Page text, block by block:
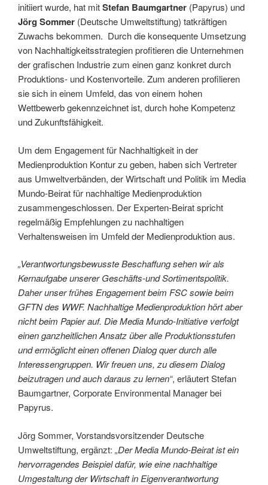
initiiert wurde, hat mitStefan Baumgartner (Papyrus) und
Jörg Sommer (Deutsche Umweltstiftung) tatkräftigen
Zuwachs bekommen. Durch die konsequente Umsetzung
von Nachhaltigkeitsstrategien profitieren die Unternehmen
der grafischen Industrie zum einen ganz konkret durch
Produktions- und Kostenvorteile. Zum anderen profilieren
sie sich in einem Umfeld, das von einem hohen
Wettbewerb gekennzeichnet ist, durch hohe Kompetenz
und Zukunftsfähigkeit.
Um dem Engagement für Nachhaltigkeit in der
Medienproduktion Kontur zu geben, haben sich Vertreter
aus Umweltverbänden, der Wirtschaft und Politik im Media
Mundo-Beirat für nachhaltige Medienproduktion
zusammengeschlossen. Der Experten-Beirat spricht
regelmäßig Empfehlungen zu nachhaltigen
Verhaltensweisen im Umfeld der Medienproduktion aus.
„Verantwortungsbewusste Beschaffung sehen wir als
Kernaufgabe unserer Geschäfts-und Sortimentspolitik.
Daher unser frühes Engagement beim FSC sowie beim
GFTN des WWF. Nachhaltige Medienproduktion hört aber
nicht beim Papier auf. Die Media Mundo-Initiative verfolgt
einen ganzheitlichen Ansatz über alle Produktionsstufen
und ermöglicht einen offenen Dialog quer durch alle
Interessengruppen. Wir freuen uns, zu diesem Dialog
beizutragen und auch daraus zu lernen“, erläutert Stefan
Baumgartner, Corporate Environmental Manager bei
Papyrus.
Jörg Sommer, Vorstandsvorsitzender Deutsche
Umweltstiftung, ergänzt: „Der Media Mundo-Beirat ist ein
hervorragendes Beispiel dafür, wie eine nachhaltige
Umgestaltung der Wirtschaft in Eigenverantwortung